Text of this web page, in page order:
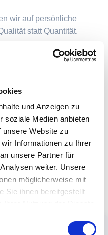
und Anzeigen zu
soziale Medien anbieten
unsere Website zu
Informationen zu Ihrer
unsere Partner für
weiter. Unsere
möglicherweise mit
Sie ihnen bereitgestellt
wir auf persönliche
statt Quantität.